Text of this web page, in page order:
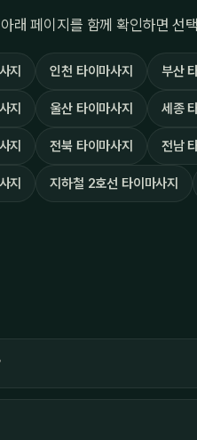
래 페이지를 함께 확인하면 선
지 인천 타이마사지 부산
지 울산 타이마사지 세종
지 전북 타이마사지 전남
지 지하철 2호선 타이마사지